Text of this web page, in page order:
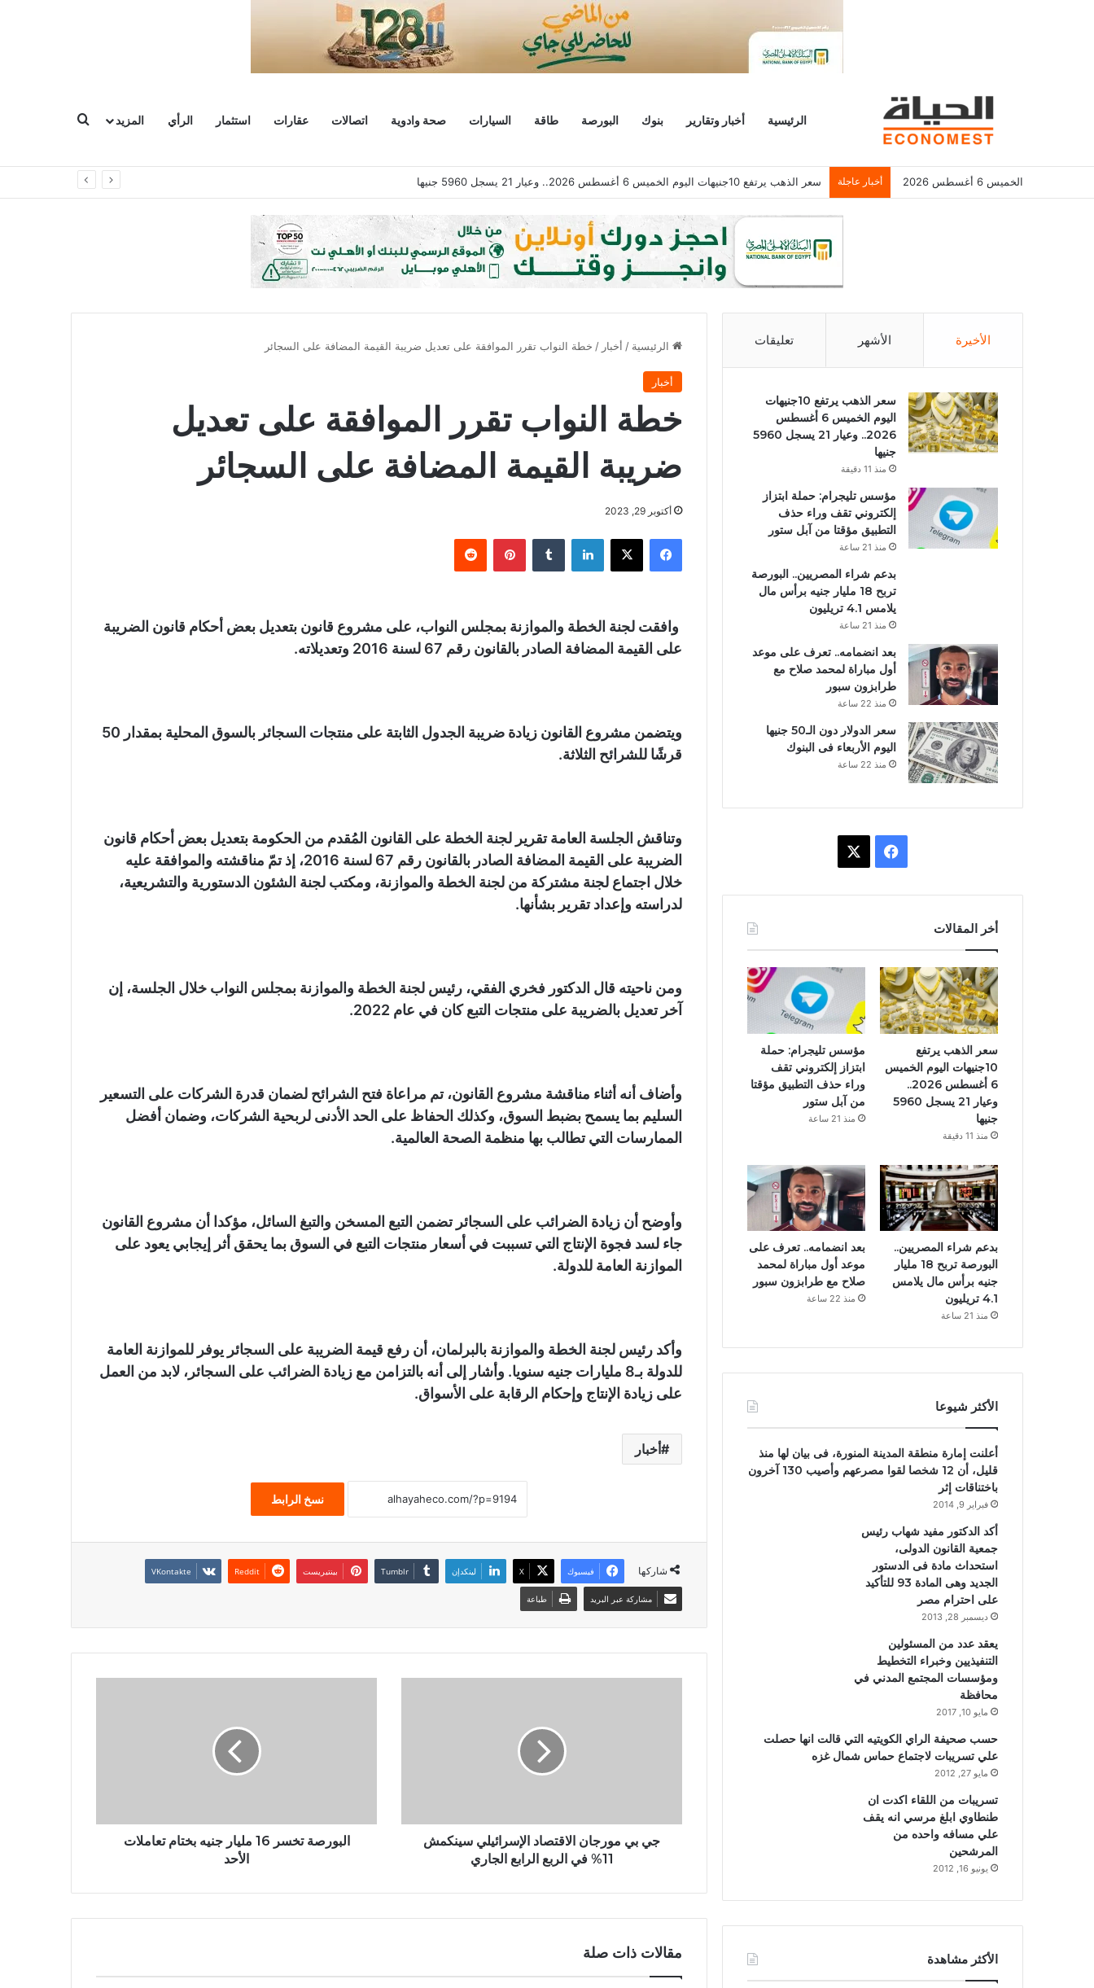
الرئيسية أخبار وتقارير بنوك البورصة طاقة السيارات صحة وادوية اتصالات عقارات استثمار الرأي المزيد
الخميس 6 أغسطس 2026 أخبار عاجلة مؤسس تليجرام: حملة ابتزاز إلكتروني تقف وراء حذف التطبيق مؤقتا من آبل ستور
الرئيسية / أخبار / خطة النواب تقرر الموافقة على تعديل ضريبة القيمة المضافة على السجائر
أخبار
خطة النواب تقرر الموافقة على تعديل
ضريبة القيمة المضافة على السجائر
أكتوبر 29, 2023
فيسبوك لينكدإن بينتيريست
وافقت لجنة الخطة والموازنة بمجلس النواب، على مشروع قانون بتعديل بعض أحكام قانون الضريبة
على القيمة المضافة الصادر بالقانون رقم 67 لسنة 2016 وتعديلاته.
ويتضمن مشروع القانون زيادة ضريبة الجدول الثابتة على منتجات السجائر بالسوق المحلية بمقدار 50
قرشًا للشرائح الثلاثة.
وتناقش الجلسة العامة تقرير لجنة الخطة على القانون المُقدم من الحكومة بتعديل بعض أحكام قانون
الضريبة على القيمة المضافة الصادر بالقانون رقم 67 لسنة 2016، إذ تمّ مناقشته والموافقة عليه
خلال اجتماع لجنة مشتركة من لجنة الخطة والموازنة، ومكتب لجنة الشئون الدستورية والتشريعية،
لدراسته وإعداد تقرير بشأنها.
ومن ناحيته قال الدكتور فخري الفقي، رئيس لجنة الخطة والموازنة بمجلس النواب خلال الجلسة، إن
آخر تعديل بالضريبة على منتجات التبع كان في عام 2022.
وأضاف أنه أثناء مناقشة مشروع القانون، تم مراعاة فتح الشرائح لضمان قدرة الشركات على التسعير
السليم بما يسمح بضبط السوق، وكذلك الحفاظ على الحد الأدنى لربحية الشركات، وضمان أفضل
الممارسات التي تطالب بها منظمة الصحة العالمية.
وأوضح أن زيادة الضرائب على السجائر تضمن التبع المسخن والتبغ السائل، مؤكدا أن مشروع القانون
جاء لسد فجوة الإنتاج التي تسببت في أسعار منتجات التبع في السوق بما يحقق أثر إيجابي يعود على
الموازنة العامة للدولة.
وأكد رئيس لجنة الخطة والموازنة بالبرلمان، أن رفع قيمة الضريبة على السجائر يوفر للموازنة العامة
للدولة بـ8 مليارات جنيه سنويا. وأشار إلى أنه بالتزامن مع زيادة الضرائب على السجائر، لابد من العمل
على زيادة الإنتاج وإحكام الرقابة على الأسواق.
أخبار
نسخ الرابط
شاركها فيسبوك X لينكدإن بينتيريست
مشاركة عبر البريد طباعة
جي بي مورجان الاقتصاد الإسرائيلي سينكمش
11% في الربع الرابع الجاري
البورصة تخسر 16 مليار جنيه بختام تعاملات
الأحد
مقالات ذات صلة
الأخيرة الأشهر تعليقات
سعر الذهب يرتفع 10جنيهات
اليوم الخميس 6 أغسطس
2026.. وعيار 21 يسجل 5960
جنيها
منذ 11 دقيقة
مؤسس تليجرام: حملة ابتزاز
إلكتروني تقف وراء حذف
التطبيق مؤقتا من آبل ستور
منذ 21 ساعة
بدعم شراء المصريين.. البورصة
تربح 18 مليار جنيه برأس مال
يلامس 4.1 تريليون
منذ 21 ساعة
بعد انضمامه.. تعرف على موعد
أول مباراة لمحمد صلاح مع
طرابزون سبور
منذ 22 ساعة
سعر الدولار دون الـ50 جنيها
اليوم الأربعاء فى البنوك
منذ 22 ساعة
ب
و
ك
أخر المقالات
سعر الذهب يرتفع
10جنيهات اليوم الخميس
6 أغسطس 2026..
وعيار 21 يسجل 5960
جنيها
منذ 11 دقيقة
مؤسس تليجرام: حملة
ابتزاز إلكتروني تقف
وراء حذف التطبيق مؤقتا
من آبل ستور
منذ 21 ساعة
بدعم شراء المصريين..
البورصة تربح 18 مليار
جنيه برأس مال يلامس
4.1 تريليون
منذ 21 ساعة
بعد انضمامه.. تعرف على
موعد أول مباراة لمحمد
صلاح مع طرابزون سبور
منذ 22 ساعة
الأكثر شيوعا
أعلنت إمارة منطقة المدينة المنورة، فى بيان لها منذ
قليل، أن 12 شخصا لقوا مصرعهم وأصيب 130 آخرون
باختناقات إثر
فبراير 9, 2014
أكد الدكتور مفيد شهاب رئيس
جمعية القانون الدولى،
استحداث مادة فى الدستور
الجديد وهى المادة 93 للتأكيد
على احترام مصر
ديسمبر 28, 2013
يعقد عدد من المسئولين
التنفيذيين وخبراء التخطيط
ومؤسسات المجتمع المدني في
محافظة
مايو 10, 2017
حسب صحيفة الراي الكويتيه التي قالت انها حصلت
علي تسريبات لاجتماع حماس شمال غزه
مايو 27, 2012
تسريبات من اللقاء اكدت ان
طنطاوي ابلغ مرسي انه يقف
علي مسافه واحده من
المرشحين
يونيو 16, 2012
الأكثر مشاهدة